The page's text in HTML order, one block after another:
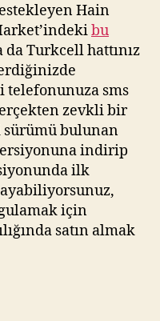
Hain
bu
Turkcell hattınız
sms
zevkli bir
bulunan
indirip
ilk
için
satın almak